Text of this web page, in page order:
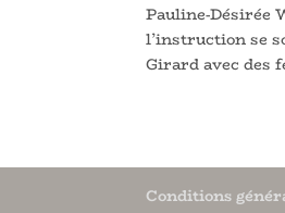
Pauline-Désirée
l’instruction se
Girard avec des
Conditions